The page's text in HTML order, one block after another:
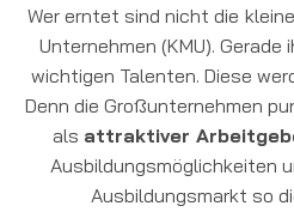
Wer erntet sind nicht die
Unternehmen (KMU).
wichtigen Talenten. Diese
Denn die Großunternehmen
als attraktiver
Ausbildungsmöglichkeiten
Ausbildungsmarkt so